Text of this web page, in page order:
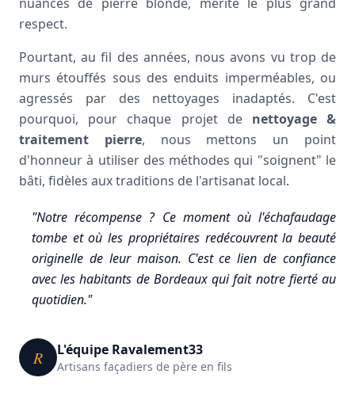
respect.
Pourtant, au fil des années, nous avons vu trop de
murs étouffés sous des enduits imperméables, ou
agressés par des nettoyages inadaptés. C'est
pourquoi, pour chaque projet de nettoyage &
traitement pierre, nous mettons un point
d'honneur à utiliser des méthodes qui "soignent" le
bâti, fidèles aux traditions de l'artisanat local.
"Notre récompense ? Ce moment où l'échafaudage
tombe et où les propriétaires redécouvrent la beauté
originelle de leur maison. C'est ce lien de confiance
avec les habitants de Bordeaux qui fait notre fierté au
quotidien."
R L'équipe Ravalement33
Artisans façadiers de père en fils